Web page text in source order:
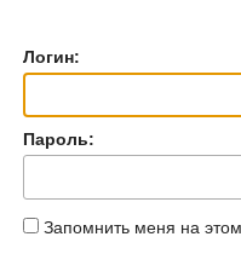
Логин:
Пароль:
Запомнить меня на